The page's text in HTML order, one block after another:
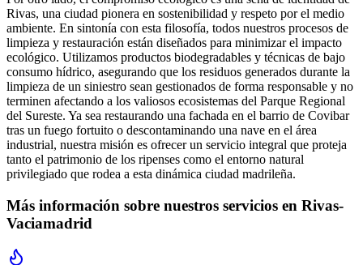
Rivas, una ciudad pionera en sostenibilidad y respeto por el medio
ambiente. En sintonía con esta filosofía, todos nuestros procesos de
limpieza y restauración están diseñados para minimizar el impacto
ecológico. Utilizamos productos biodegradables y técnicas de bajo
consumo hídrico, asegurando que los residuos generados durante la
limpieza de un siniestro sean gestionados de forma responsable y no
terminen afectando a los valiosos ecosistemas del Parque Regional
del Sureste. Ya sea restaurando una fachada en el barrio de Covibar
tras un fuego fortuito o descontaminando una nave en el área
industrial, nuestra misión es ofrecer un servicio integral que proteja
tanto el patrimonio de los ripenses como el entorno natural
privilegiado que rodea a esta dinámica ciudad madrileña.
Más información sobre nuestros servicios en Rivas-
Vaciamadrid